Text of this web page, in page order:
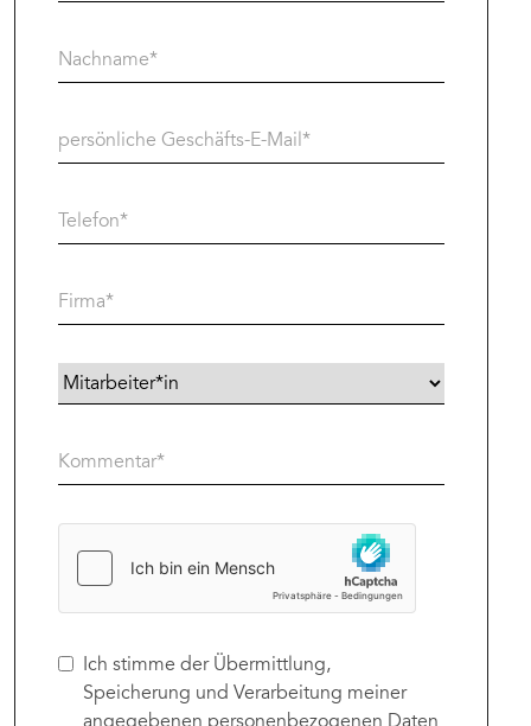
Ich stimme der Übermittlung,
Speicherung und Verarbeitung meiner